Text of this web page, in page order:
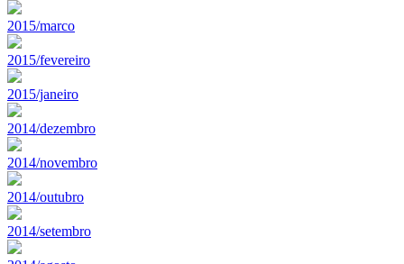
2015/marco
2015/fevereiro
2015/janeiro
2014/dezembro
2014/novembro
2014/outubro
2014/setembro